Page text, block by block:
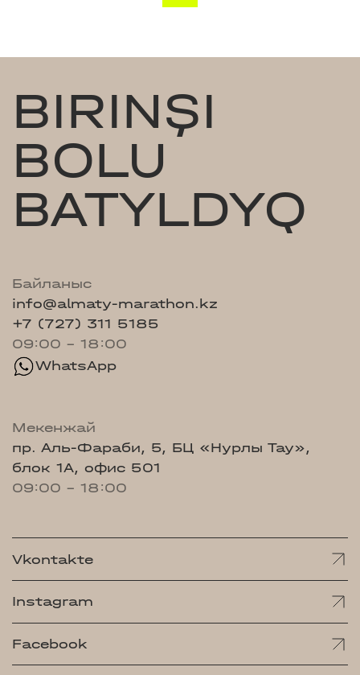
BIRINŞI
BOLU
BATYLDYQ
Байланыс
info@almaty-marathon.kz
+7 (727) 311 5185
09:00 - 18:00
WhatsApp
Мекенжай
пр. Аль-Фараби, 5, БЦ «Нурлы Тау»,
блок 1А, офис 501
09:00 - 18:00
Vkontakte
Instagram
Facebook